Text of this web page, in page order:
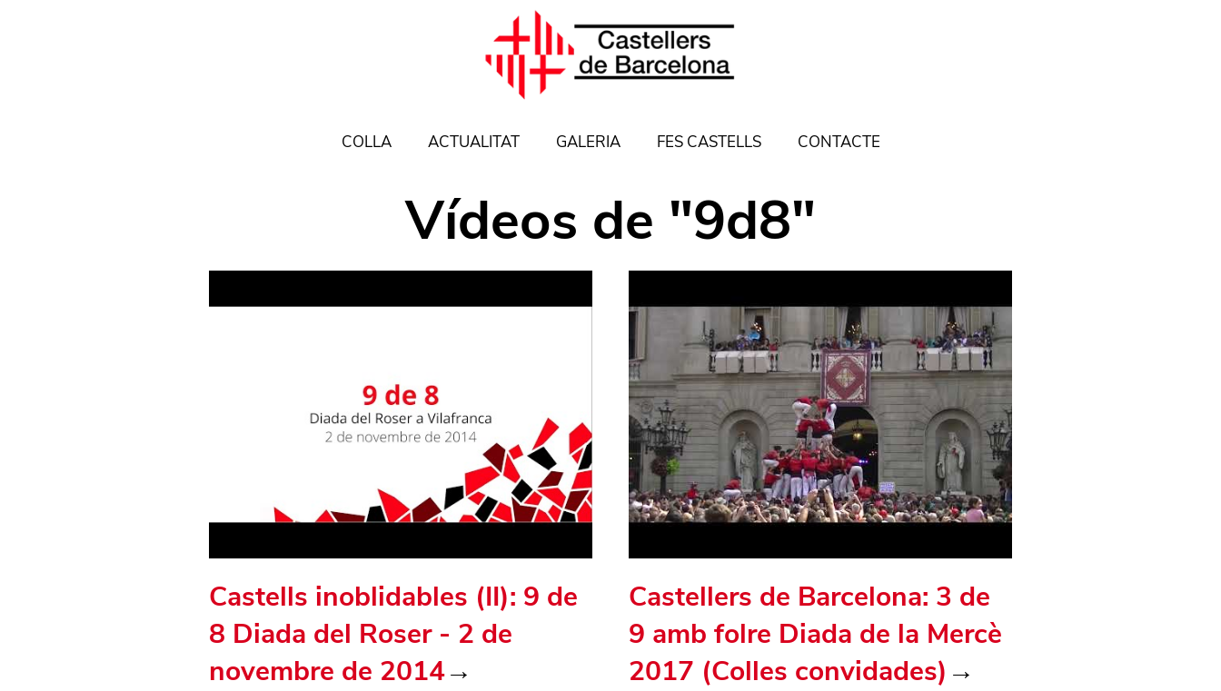
COLLA ACTUALITAT GALERIA FES CASTELLS CONTACTE
Vídeos de "9d8"
Castells inoblidables (II): 9 de
8 Diada del Roser - 2 de
novembre de 2014→
Castellers de Barcelona: 3 de
9 amb folre Diada de la Mercè
2017 (Colles convidades) →